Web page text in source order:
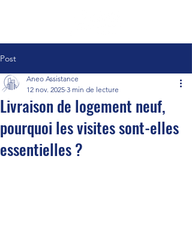
Post
Livraison de logement neuf,
pourquoi les visites sont-elles
essentielles ?
Aneo Assistance
12 nov. 2025 3 min de lecture